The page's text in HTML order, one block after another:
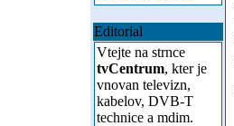
Editorial
Vtejte na strnce
tvCentrum, kter je
vnovan televizn,
kabelov, DVB-T
technice a mdim.